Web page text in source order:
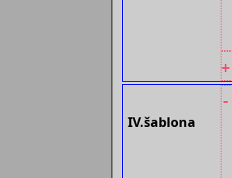
+
IV.šablona
-